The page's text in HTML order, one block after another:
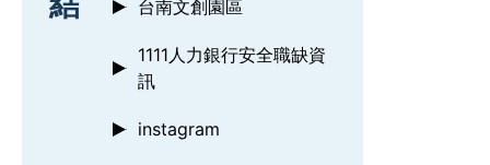
台南文創園區
1111人力銀行安全職缺資
訊
instagram